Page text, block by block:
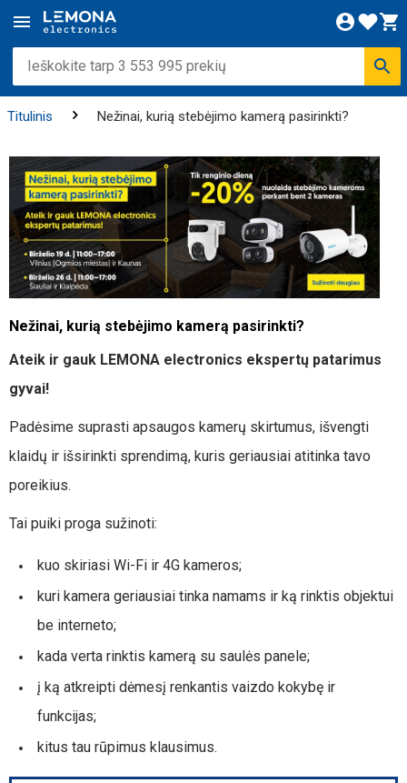
Titulinis Nežinai, kurią stebėjimo kamerą pasirinkti?
Nežinai, kurią stebėjimo kamerą pasirinkti?
Ateik ir gauk LEMONA electronics ekspertų patarimus
gyvai!
Padėsime suprasti apsaugos kamerų skirtumus, išvengti
klaidų ir išsirinkti sprendimą, kuris geriausiai atitinka tavo
poreikius.
Tai puiki proga sužinoti:
kuo skiriasi Wi-Fi ir 4G kameros;
kuri kamera geriausiai tinka namams ir ką rinktis objektui
be interneto;
kada verta rinktis kamerą su saulės panele;
į ką atkreipti dėmesį renkantis vaizdo kokybę ir
funkcijas;
kitus tau rūpimus klausimus.